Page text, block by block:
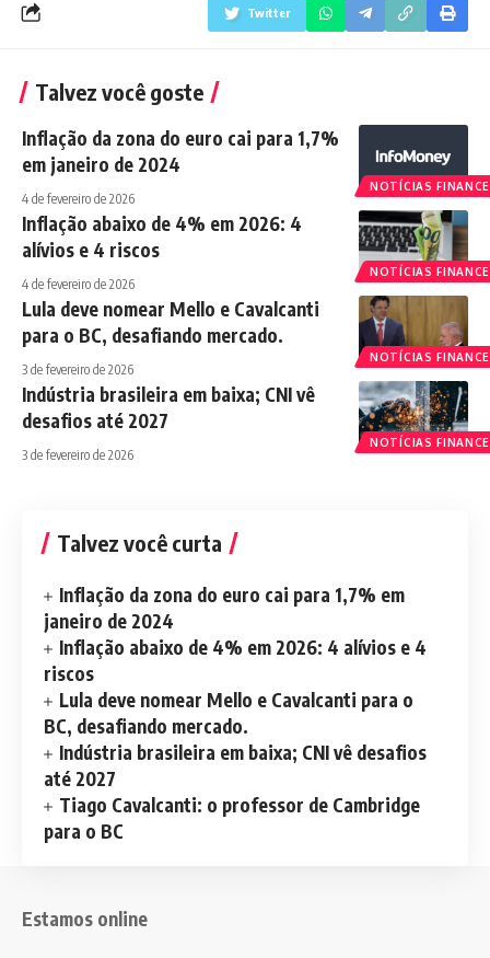
Twitter
Talvez você goste
NOTÍCIAS
Inflação da zona do euro cai para 1,7%
em janeiro de 2024
4 de fevereiro de 2026
NOTÍCIAS
Inflação abaixo de 4% em 2026: 4
alívios e 4 riscos
4 de fevereiro de 2026
NOTÍCIAS
Lula deve nomear Mello e Cavalcanti
para o BC, desafiando mercado.
3 de fevereiro de 2026
NOTÍCIAS
Indústria brasileira em baixa; CNI vê
desafios até 2027
3 de fevereiro de 2026
Talvez você curta
Inflação da zona do euro cai para 1,7% em
janeiro de 2024
Inflação abaixo de 4% em 2026: 4 alívios e 4
riscos
Lula deve nomear Mello e Cavalcanti para o
BC, desafiando mercado.
Indústria brasileira em baixa; CNI vê desafios
até 2027
Tiago Cavalcanti: o professor de Cambridge
para o BC
Estamos online